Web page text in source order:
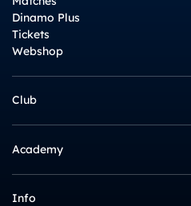
Dinamo Plus
Tickets
Webshop
Club
Academy
Info